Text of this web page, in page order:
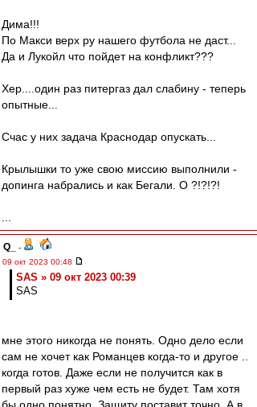
Дима!!!
По Макси верх ру нашего футбола не даст...
Да и Лукойл что пойдет на конфликт???
Хер....один раз питергаз дал слабину - теперь
опытные...
Счас у них задача Краснодар опускать...
Крылышки то уже свою миссию выполнили -
допинга набрались и как Бегали. О ?!?!?!
Q_
-
09 окт 2023 00:48
SAS » 09 окт 2023 00:39
SAS
мне этого никогда не понять. Одно дело если
сам не хочет как Романцев когда-то и другое ..
когда готов. Даже если не получится как в
первый раз хуже чем есть не будет. Там хотя